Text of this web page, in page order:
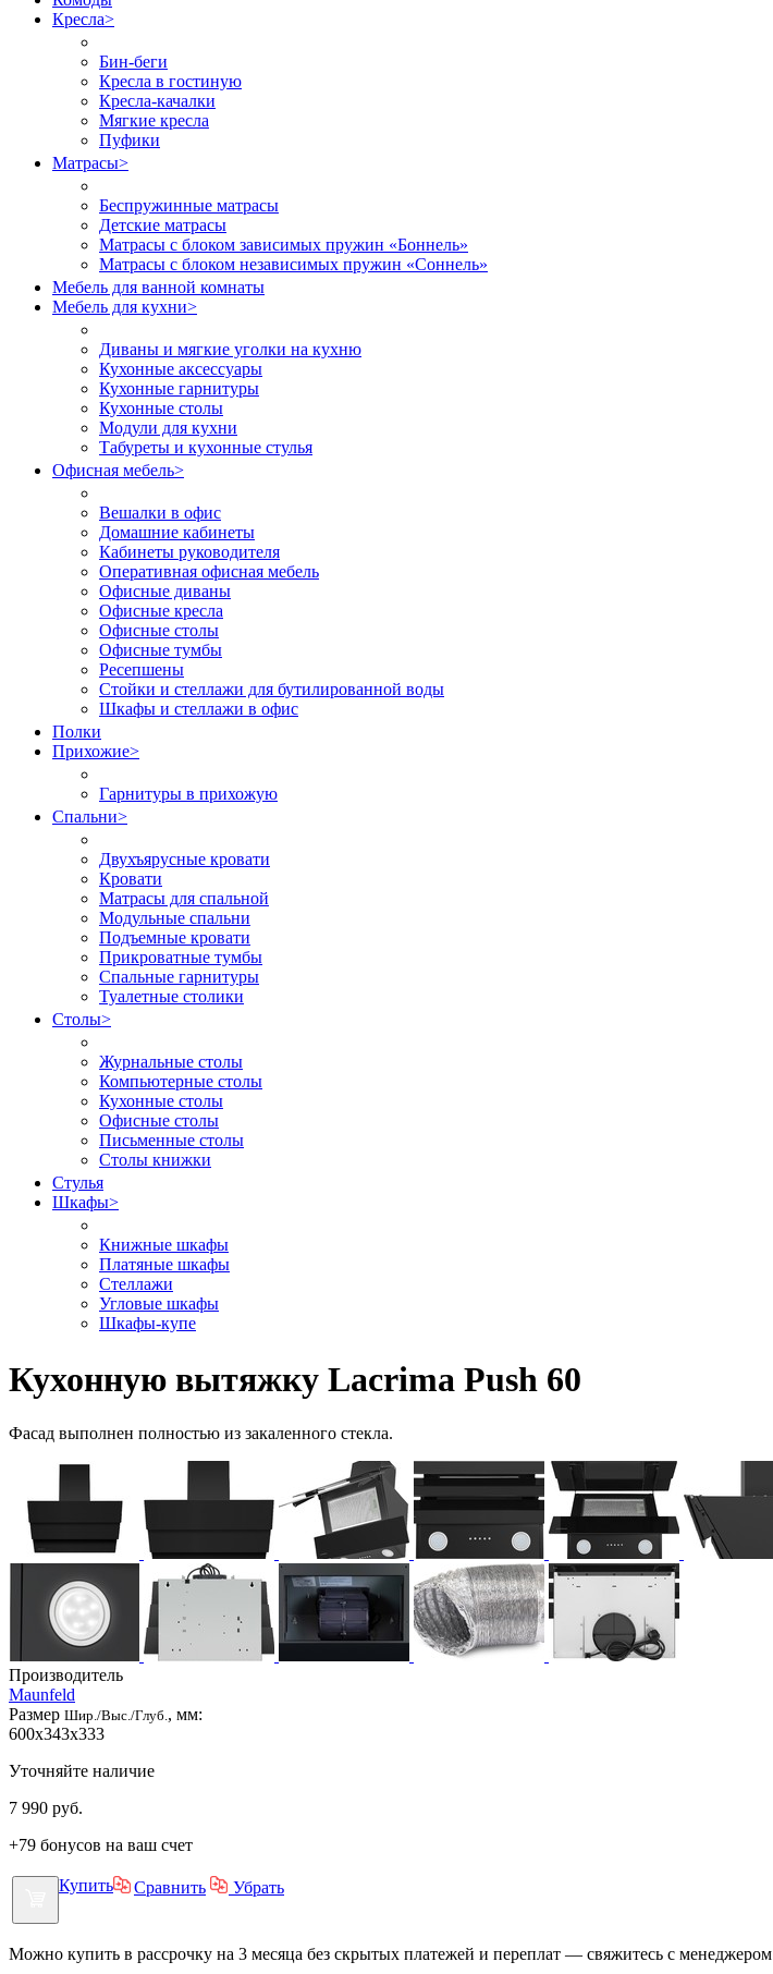
Кресла>
Бин-беги
Кресла в гостиную
Кресла-качалки
Мягкие кресла
Пуфики
Матрасы>
Беспружинные матрасы
Детские матрасы
Матрасы с блоком зависимых пружин «Боннель»
Матрасы с блоком независимых пружин «Соннель»
Мебель для ванной комнаты
Мебель для кухни>
Диваны и мягкие уголки на кухню
Кухонные аксессуары
Кухонные гарнитуры
Кухонные столы
Модули для кухни
Табуреты и кухонные стулья
Офисная мебель>
Вешалки в офис
Домашние кабинеты
Кабинеты руководителя
Оперативная офисная мебель
Офисные диваны
Офисные кресла
Офисные столы
Офисные тумбы
Ресепшены
Стойки и стеллажи для бутилированной воды
Шкафы и стеллажи в офис
Полки
Прихожие>
Гарнитуры в прихожую
Спальни>
Двухъярусные кровати
Кровати
Матрасы для спальной
Модульные спальни
Подъемные кровати
Прикроватные тумбы
Спальные гарнитуры
Туалетные столики
Столы>
Журнальные столы
Компьютерные столы
Кухонные столы
Офисные столы
Письменные столы
Столы книжки
Стулья
Шкафы>
Книжные шкафы
Платяные шкафы
Стеллажи
Угловые шкафы
Шкафы-купе
Кухонную вытяжку Lacrima Push 60
Фасад выполнен полностью из закаленного стекла.
Производитель
Maunfeld
Размер Шир./Выс./Глуб. , мм:
600x343x333
Уточняйте наличие
7 990 руб.
+79 бонусов на ваш счет
Купить Сравнить Убрать
Можно купить в рассрочку на 3 месяца без скрытых платежей и переплат — свяжитесь с менеджером